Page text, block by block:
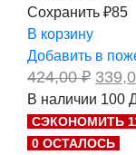
Сохранить ₽85
В корзину
Добавить в
424,00₽
цена
В наличии 100
СЭКОНОМИТЬ
0 ОСТАЛОСЬ